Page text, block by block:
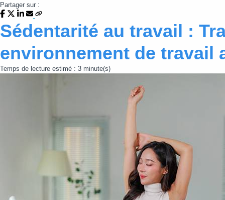
Partager sur :
Sédentarité au travail :
environnement de travail
Temps de lecture estimé : 3 minute(s)